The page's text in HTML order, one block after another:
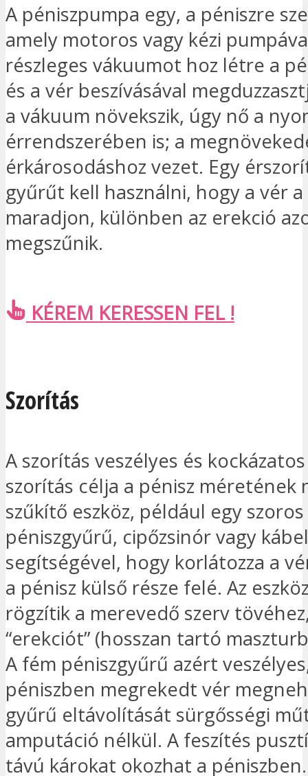
A péniszpumpa egy, a péniszre
amely motoros vagy kézi
részleges vákuumot hoz létre a
és a vér beszívásával
a vákuum növekszik, úgy nő a
érrendszerében is; a
érkárosodáshoz vezet. Egy
gyűrűt kell használni, hogy a vér
maradjon, különben az erekció
megszűnik.
KÉREM KERESSEN FEL !
Szorítás
A szorítás veszélyes és
szorítás célja a pénisz méretének
szűkítő eszköz, például egy szoros
péniszgyűrű, cipőzsinór vagy
segítségével, hogy korlátozza a
a pénisz külső része felé. Az
rögzítik a merevedő szerv
“erekciót” (hosszan tartó
A fém péniszgyűrű azért
péniszben megrekedt vér
gyűrű eltávolítását sürgősségi
amputáció nélkül. A feszítés
távú károkat okozhat a péniszben.